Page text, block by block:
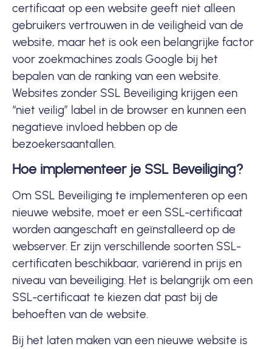
certificaat op een website geeft niet alleen
gebruikers vertrouwen in de veiligheid van de
website, maar het is ook een belangrijke factor
voor zoekmachines zoals Google bij het
bepalen van de ranking van een website.
Websites zonder SSL Beveiliging krijgen een
“niet veilig” label in de browser en kunnen een
negatieve invloed hebben op de
bezoekersaantallen.
Hoe implementeer je SSL Beveiliging?
Om SSL Beveiliging te implementeren op een
nieuwe website, moet er een SSL-certificaat
worden aangeschaft en geïnstalleerd op de
webserver. Er zijn verschillende soorten SSL-
certificaten beschikbaar, variërend in prijs en
niveau van beveiliging. Het is belangrijk om een
SSL-certificaat te kiezen dat past bij de
behoeften van de website.
Bij het laten maken van een nieuwe website is